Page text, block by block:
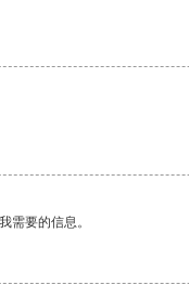
需要的信息。